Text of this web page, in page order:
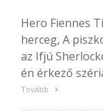
Hero Fiennes
herceg, A
az Ifjú
én érkező
Tovább